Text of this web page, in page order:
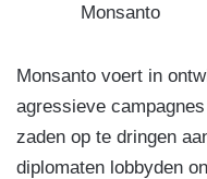
Monsanto voert in
agressieve
zaden op te dringen
diplomaten lobbyden